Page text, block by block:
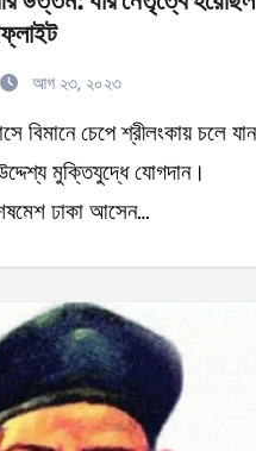
আগ ২৩, ২০২৩
মুক্তিযুদ্ধে যোগদান।
ঢাকা আসেন…